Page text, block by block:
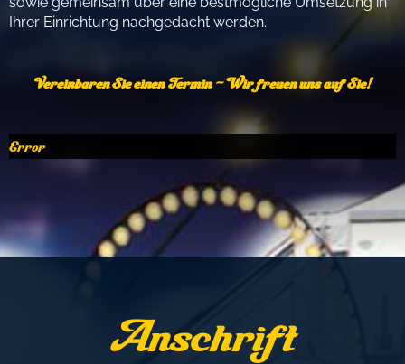
Ihrer Einrichtung nachgedacht werden.
Vereinbaren Sie einen Termin - Wir freuen uns auf Sie!
Error
Anschrift